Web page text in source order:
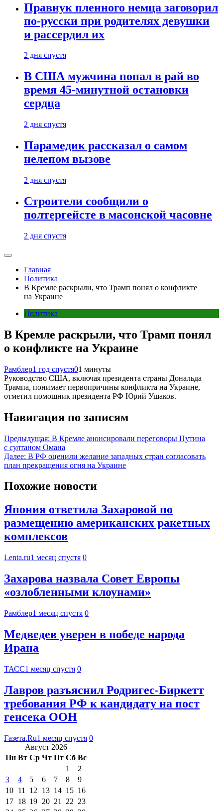
Правнук пленного немца заговорил
по-русски при родителях девушки
и рассердил их
2 дня спустя
В США мужчина попал в рай во
время 45-минутной остановки
сердца
2 дня спустя
Парамедик рассказал о самом
нелепом вызове
2 дня спустя
Строители сообщили о
полтергейсте в масонской часовне
2 дня спустя
Главная
Политика
В Кремле раскрыли, что Трамп понял о конфликте
на Украине
Политика
В Кремле раскрыли, что Трамп понял
о конфликте на Украине
Рамблер1 год спустя01 минуты
Руководство США, включая президента страны Дональда
Трампа, понимает первопричины конфликта на Украине,
отметил помощник президента РФ Юрий Ушаков.
Навигация по записям
Предыдущая: В Кремле анонсировали переговоры Путина
с султаном Омана
Далее: В РФ оценили желание западных стран согласовать
план прекращения огня на Украине
Похожие новости
Япония ответила Захаровой по
размещению американских ракетных
комплексов
Lenta.ru1 месяц спустя 0
Захарова назвала Совет Европы
«озлобленными клоунами»
Рамблер1 месяц спустя 0
Медведев уверен в победе народа
Ирана
ТАСС1 месяц спустя 0
Лавров разъяснил Родригес-Биркетт
требования РФ к кандидату на пост
генсека ООН
Газета.Ru1 месяц спустя 0
Август 2026
Пн Вт Ср Чт Пт Сб Вс
1
2
3
4 5 6 7 8
9
10 11 12 13 14 15 16
17 18 19 20 21 22 23